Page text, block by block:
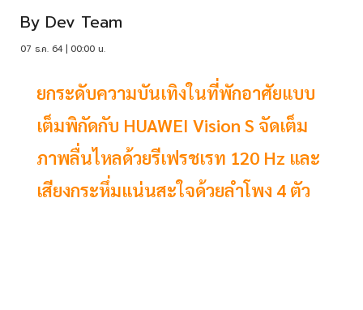
By Dev Team
07 ธ.ค. 64 | 00:00 น.
ยกระดับความบันเทิงในที่พักอาศัยแบบ
เต็มพิกัดกับ HUAWEI Vision S จัดเต็ม
ภาพลื่นไหลด้วยรีเฟรชเรท 120 Hz และ
เสียงกระหึ่มแน่นสะใจด้วยลำโพง 4 ตัว